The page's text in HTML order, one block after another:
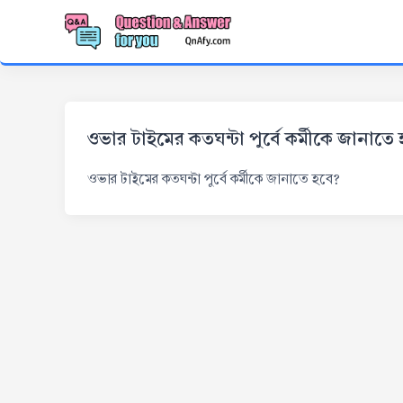
ওভার টাইমের কতঘন্টা পুর্বে কর্মীকে জানাতে
ওভার টাইমের কতঘন্টা পুর্বে কর্মীকে জানাতে হবে?